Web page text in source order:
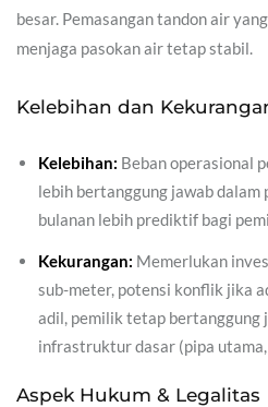
besar. Pemasangan tandon air
menjaga pasokan air tetap stabil.
Kelebihan dan
Kelebihan: Beban operasional
lebih bertanggung jawab
bulanan lebih prediktif bagi
Kekurangan: Memerlukan
sub-meter, potensi konflik jika
adil, pemilik tetap bertanggung
infrastruktur dasar (pipa
Aspek Hukum & Legalitas